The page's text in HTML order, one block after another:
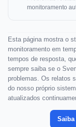
monitoramento
Esta página mostra o
monitoramento em
tempos de resposta,
sempre saiba se o
problemas. Os relatos
do nosso próprio
atualizados